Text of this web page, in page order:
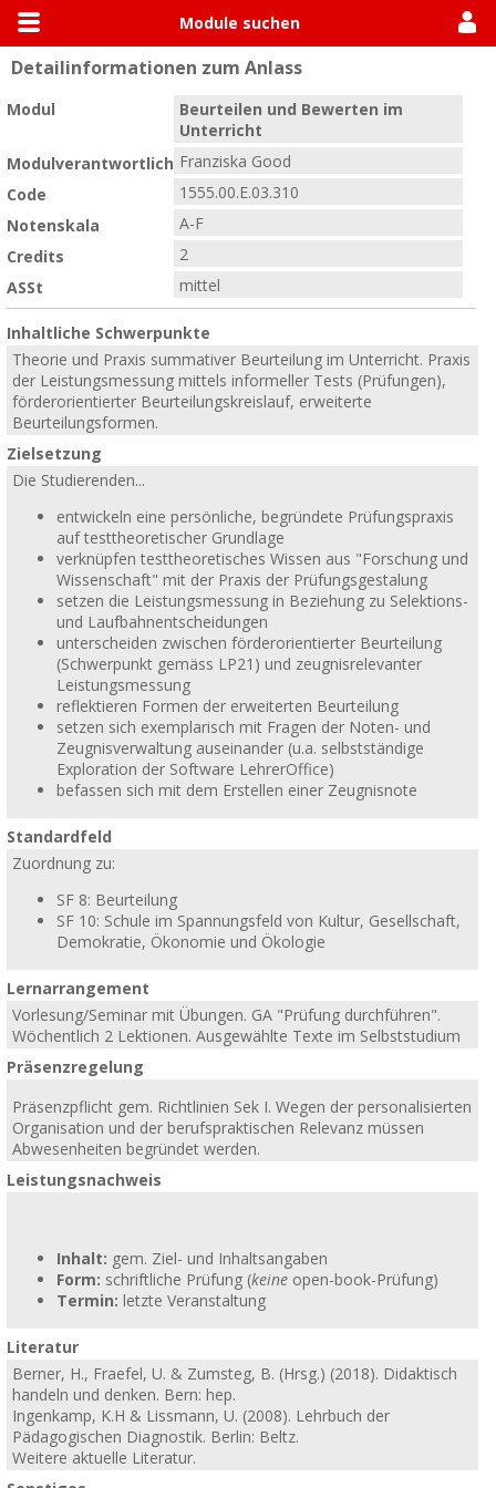
Module suchen
Allgemein
Module suchen
Modulhandbücher
Detailinformationen zum Anlass
Modul
Beurteilen und Bewerten im
Unterricht
Modulverantwortlich Franziska Good
Code
1555.00.E.03.310
Notenskala
A-F
Credits
2
ASSt
mittel
Inhaltliche Schwerpunkte
Theorie und Praxis summativer Beurteilung im Unterricht. Praxis
der Leistungsmessung mittels informeller Tests (Prüfungen),
förderorientierter Beurteilungskreislauf, erweiterte
Beurteilungsformen.
Zielsetzung
Die Studierenden...
entwickeln eine persönliche, begründete Prüfungspraxis
auf testtheoretischer Grundlage
verknüpfen testtheoretisches Wissen aus "Forschung und
Wissenschaft" mit der Praxis der Prüfungsgestalung
setzen die Leistungsmessung in Beziehung zu Selektions-
und Laufbahnentscheidungen
unterscheiden zwischen förderorientierter Beurteilung
(Schwerpunkt gemäss LP21) und zeugnisrelevanter
Leistungsmessung
reflektieren Formen der erweiterten Beurteilung
setzen sich exemplarisch mit Fragen der Noten- und
Zeugnisverwaltung auseinander (u.a. selbstständige
Exploration der Software LehrerOffice)
befassen sich mit dem Erstellen einer Zeugnisnote
Standardfeld
Zuordnung zu:
SF 8: Beurteilung
SF 10: Schule im Spannungsfeld von Kultur, Gesellschaft,
Demokratie, Ökonomie und Ökologie
Lernarrangement
Vorlesung/Seminar mit Übungen. GA "Prüfung durchführen".
Wöchentlich 2 Lektionen. Ausgewählte Texte im Selbststudium
Präsenzregelung
Präsenzpflicht gem. Richtlinien Sek I. Wegen der personalisierten
Organisation und der berufspraktischen Relevanz müssen
Abwesenheiten begründet werden.
Leistungsnachweis
Inhalt: gem. Ziel- und Inhaltsangaben
Form: schriftliche Prüfung (keine open-book-Prüfung)
Termin: letzte Veranstaltung
Literatur
Berner, H., Fraefel, U. & Zumsteg, B. (Hrsg.) (2018). Didaktisch
handeln und denken. Bern: hep.
Ingenkamp, K.H & Lissmann, U. (2008). Lehrbuch der
Pädagogischen Diagnostik. Berlin: Beltz.
Weitere aktuelle Literatur.